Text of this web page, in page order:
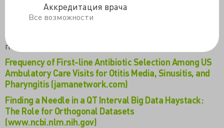
Аккредитация врача
Все возможности
молодых мышей снижался на треть, а старых – на все
90%. Предварительная обработка АСС вдвое снижала
показатель клеточной гибели.
Frequency of First-line Antibiotic Selection Among US
Ambulatory Care Visits for Otitis Media, Sinusitis, and
Pharyngitis (jamanetwork.com)
Finding a Needle in a QT Interval Big Data Haystack:
The Role for Orthogonal Datasets
(www.ncbi.nlm.nih.gov)